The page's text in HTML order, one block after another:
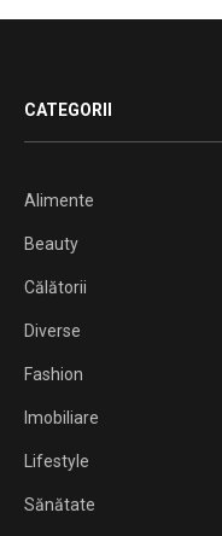
CATEGORII
Alimente
Beauty
Călătorii
Diverse
Fashion
Imobiliare
Lifestyle
Sănătate